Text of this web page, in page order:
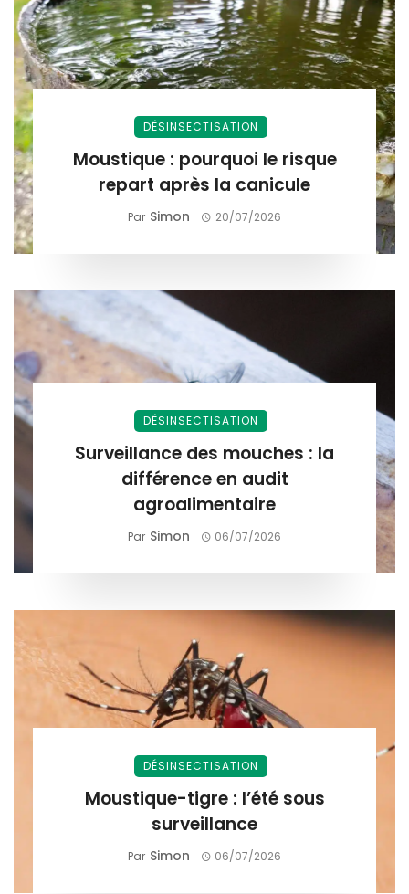
DÉSINSECTISATION
Moustique : pourquoi le risque
repart après la canicule
Par Simon 20/07/2026
DÉSINSECTISATION
Surveillance des mouches : la
différence en audit
agroalimentaire
Par Simon 06/07/2026
DÉSINSECTISATION
Moustique-tigre : l’été sous
surveillance
Par Simon 06/07/2026